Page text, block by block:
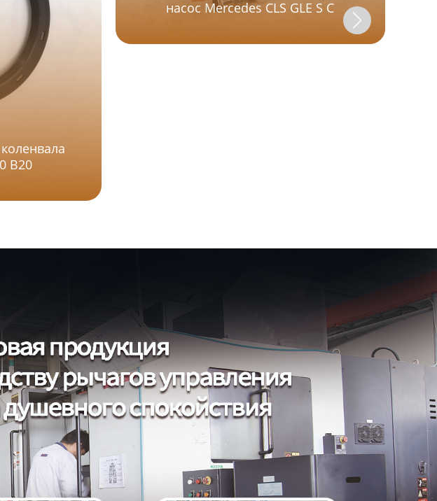
B20
насос Mercedes CLS GLE S C